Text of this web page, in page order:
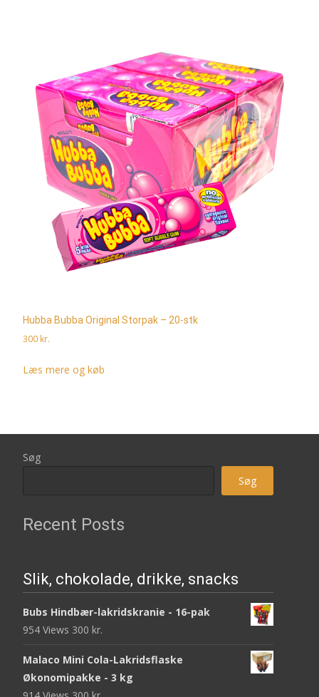
Hubba Bubba Original Storpak – 20-stk
300 kr.
Læs mere og køb
Søg
Søg
Recent Posts
Slik, chokolade, drikke, snacks
Bubs Hindbær-lakridskranie - 16-pak
954 Views 300 kr.
Malaco Mini Cola-Lakridsflaske
Økonomipakke - 3 kg